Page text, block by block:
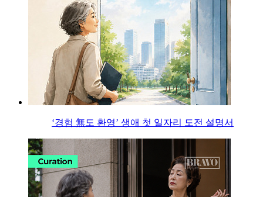
‘경험 無도 환영’ 생애 첫 일자리 도전 설명서